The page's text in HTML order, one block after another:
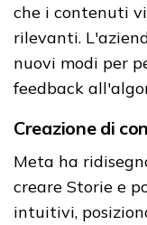
che i contenuti
rilevanti.
nuovi modi per
feedback
Creazione di
Meta ha
creare Storie e
intuitivi,